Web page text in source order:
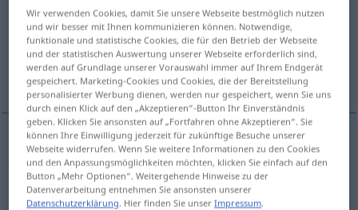
Übersicht aller Übersetzungen
(Für mehr Details die Übersetzung anklicken/antippen)
jämn, slät
jämn eben
slät ebenglatt
Wir verwenden Cookies, damit Sie unsere Webseite bestmöglich nutzen
und wir besser mit Ihnen kommunizieren können. Notwendige,
funktionale und statistische Cookies, die für den Betrieb der Webseite
und der statistischen Auswertung unserer Webseite erforderlich sind,
werden auf Grundlage unserer Vorauswahl immer auf Ihrem Endgerät
gespeichert. Marketing-Cookies und Cookies, die der Bereitstellung
personalisierter Werbung dienen, werden nur gespeichert, wenn Sie uns
durch einen Klick auf den „Akzeptieren“-Button Ihr Einverständnis
geben. Klicken Sie ansonsten auf „Fortfahren ohne Akzeptieren“. Sie
können Ihre Einwilligung jederzeit für zukünftige Besuche unserer
Webseite widerrufen. Wenn Sie weitere Informationen zu den Cookies
und den Anpassungsmöglichkeiten möchten, klicken Sie einfach auf den
Button „Mehr Optionen“. Weitergehende Hinweise zu der
Datenverarbeitung entnehmen Sie ansonsten unserer
Datenschutzerklärung. Hier finden Sie unserImpressum.